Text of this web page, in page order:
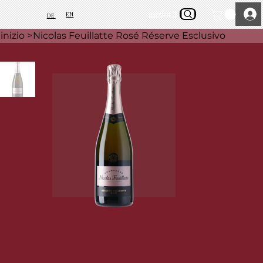
DE EN inizioChi siamo
inizio > Nicolas Feuillatte Rosé Réserve Esclusivo